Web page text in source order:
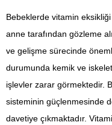
Bebeklerde vitamin
anne tarafından gözleme
ve gelişme sürecinde
durumunda kemik ve
işlevler zarar görmektedir.
sisteminin güçlenmesinde
davetiye çıkmaktadır.